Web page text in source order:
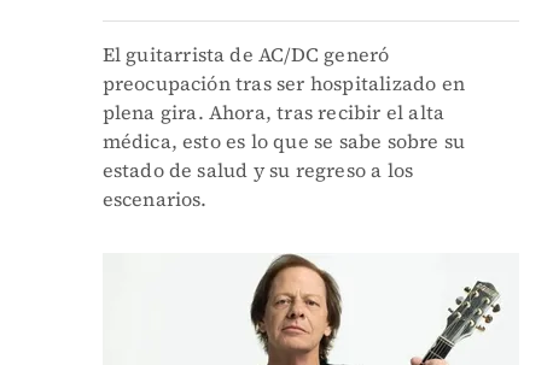
El guitarrista de AC/DC generó
preocupación tras ser hospitalizado en
plena gira. Ahora, tras recibir el alta
médica, esto es lo que se sabe sobre su
estado de salud y su regreso a los
escenarios.